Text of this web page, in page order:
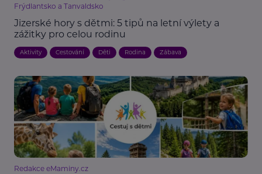
Frýdlantsko a Tanvaldsko
Jizerské hory s dětmi: 5 tipů na letní výlety a
zážitky pro celou rodinu
Aktivity Cestování Děti Rodina Zábava
Redakce eMaminy.cz